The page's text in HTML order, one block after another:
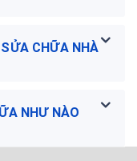
CHỮA NHÀ
NHƯ NÀO